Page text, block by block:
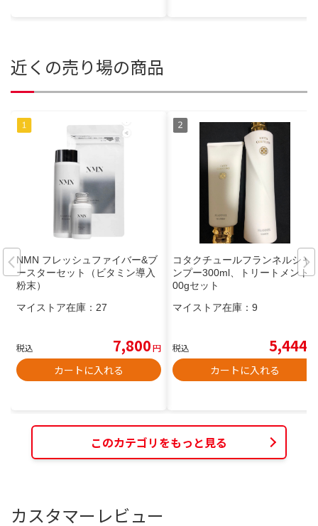
近くの売り場の商品
NMN フレッシュファイバー&ブ
ースターセット（ビタミン導入
粉末）
マイストア在庫： 27
税込 7,800円
カートに入れる
コタクチュールフランネルシャ
ンプー300ml、トリートメント2
00gセット
マイストア在庫： 9
税込 5,444
カートに入れる
このカテゴリをもっと見る
カスタマーレビュー